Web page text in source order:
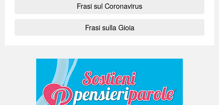
Frasi sul Coronavirus
Frasi sulla Gioia